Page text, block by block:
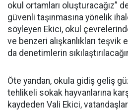
okul ortamları oluşturacağız”
güvenli taşınmasına yönelik
söyleyen Ekici, okul
ve benzeri alışkanlıkları teşvik
da denetimlerin
Öte yandan, okula gidiş geliş
tehlikeli sokak hayvanlarına
kaydeden Vali Ekici,